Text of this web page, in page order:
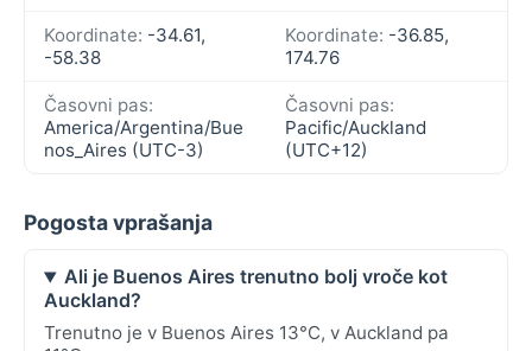
Koordinate: -34.61,
-58.38
Koordinate: -36.85,
174.76
Časovni pas:
America/Argentina/Bue
nos_Aires (UTC-3)
Časovni pas:
Pacific/Auckland
(UTC+12)
Pogosta vprašanja
Ali je Buenos Aires trenutno bolj vroče kot
Auckland?
Trenutno je v Buenos Aires 13°C, v Auckland pa